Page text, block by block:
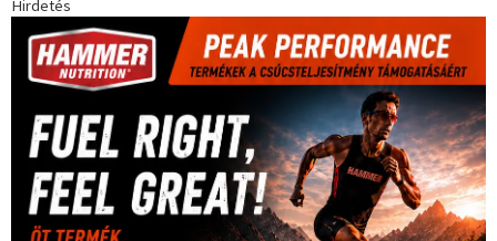
(181)Jégkorong(148)kajakkenu(138)karate(168)kickbox(204)
kosárlabda(166)kézilabda(448)Lewis Hamilton(168) magyar
labdarúgóválogatott
(148) Mercedes (244)motorsport(153)Opel
Dakar Team(132)Rali Világbajnokság(122)Rendezvény(142)rio
Sportime Magazin(128) szabadidősport
(316) Szalay Balázs (126)tenisz(416)táplálkozás(155)utazás
(126) Video(247)világbajnokság (162)Világkupa(129)vitorlázás
(222)vívás(174) vízilabda(197) Érdi Mária(130)életmód(416)
úszás(361)